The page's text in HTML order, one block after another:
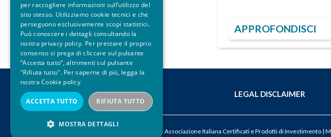
APPROFONDISCI
CONTATTI LEGAL DISCLAIMER
© 2026 ACEPI – Associazione Italiana Certificati e Prodotti di Investimento | M
per raccogliere informazioni sull’utilizzo del
sito stesso. Utilizziamo cookie tecnici e che
perseguono esclusivamente scopi statistici.
Può conoscere i dettagli consultando la
nostra privacy policy. Per prestare il proprio
consenso si prega di cliccare sul pulsante
“Accetta tutto”, altrimenti sul pulsante
"Rifiuta tutto". Per saperne di più, legga la
nostra Cookie policy
ACCETTA TUTTO RIFIUTA TUTTO
MOSTRA DETTAGLI